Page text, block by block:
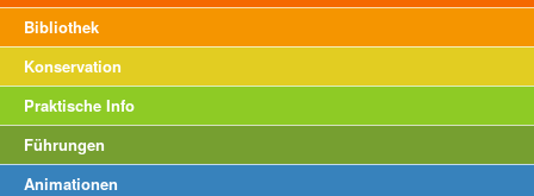
Bibliothek
Konservation
Praktische Info
Führungen
Animationen